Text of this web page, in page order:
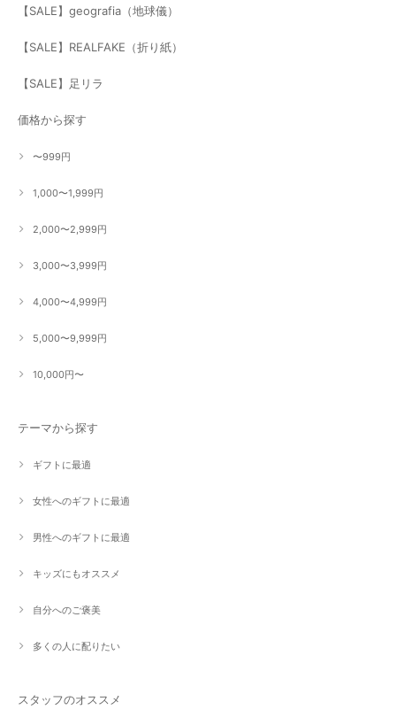
【SALE】geografia（地球儀）
【SALE】REALFAKE（折り紙）
【SALE】足リラ
価格から探す
〜999円
1,000〜1,999円
2,000〜2,999円
3,000〜3,999円
4,000〜4,999円
5,000〜9,999円
10,000円〜
テーマから探す
ギフトに最適
女性へのギフトに最適
男性へのギフトに最適
キッズにもオススメ
自分へのご褒美
多くの人に配りたい
スタッフのオススメ